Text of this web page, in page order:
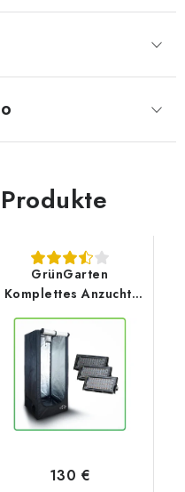
GrünGarten
Komplettes Anzucht-
Set Basic 1.0 – Pure
Tent LITE 60x60x140 +
(3pack) Modulares
Reflektor
130 €